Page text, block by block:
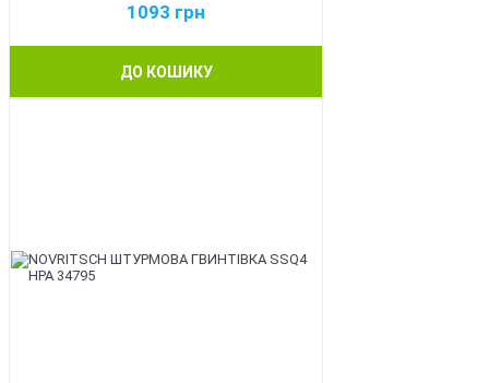
1093 грн
ДО КОШИКУ